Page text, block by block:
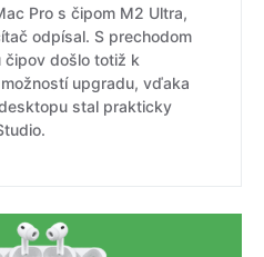
Pro s čipom M2 Ultra,
odpísal. S prechodom
čipov došlo totiž k
upgradu, vďaka
stal prakticky